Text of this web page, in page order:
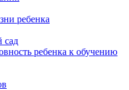
ребенка
сад
ребенка к обучению